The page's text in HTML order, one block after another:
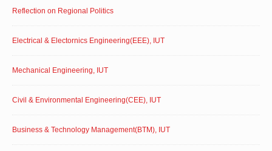
Reflection on Regional Politics
Electrical & Electornics Engineering(EEE), IUT
Mechanical Engineering, IUT
Civil & Environmental Engineering(CEE), IUT
Business & Technology Management(BTM), IUT